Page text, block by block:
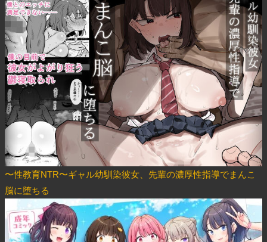
〜性教育NTR〜ギャル幼馴染彼女、先輩の濃厚性指導でまんこ
脳に堕ちる